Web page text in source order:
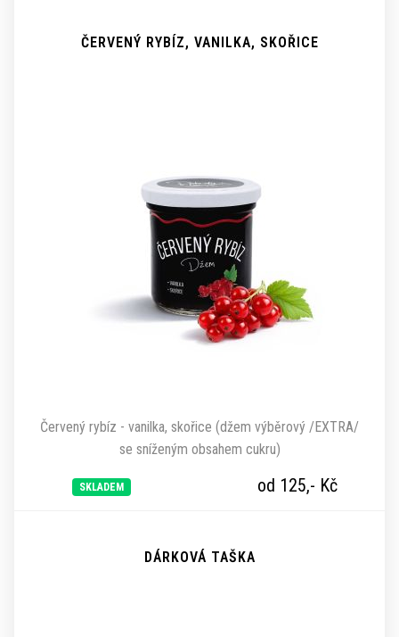
ČERVENÝ RYBÍZ, VANILKA, SKOŘICE
Červený rybíz - vanilka, skořice (džem výběrový /EXTRA/
se sníženým obsahem cukru)
SKLADEM od 125,- Kč
DÁRKOVÁ TAŠKA